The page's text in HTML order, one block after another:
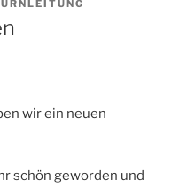
wir ein neuen
schön geworden und